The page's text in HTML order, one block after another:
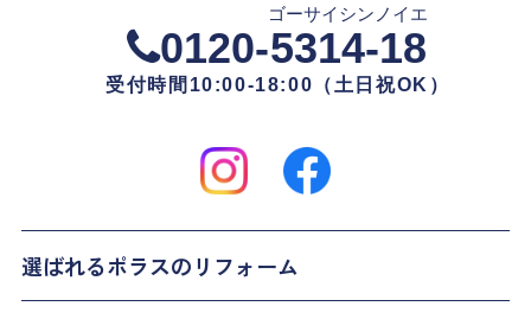
0120-5314-18
ゴーサイシンノイエ
受付時間10:00-18:00（土日祝OK）
選ばれるポラスのリフォーム